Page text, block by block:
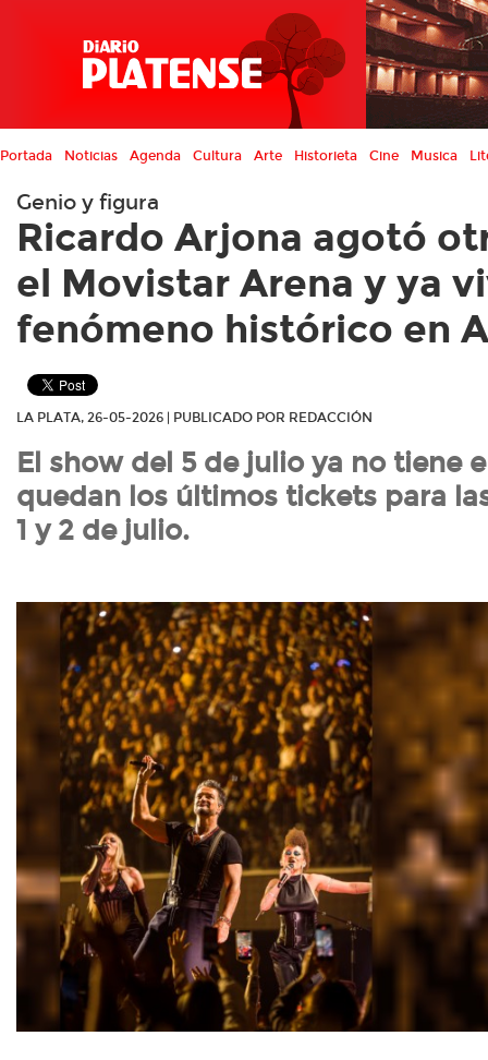
Portada Noticias Agenda Cultura Arte Historieta Cine Musica
Genio y figura
Ricardo Arjona agotó
el Movistar Arena y ya
fenómeno histórico en
LA PLATA, 26-05-2026 | PUBLICADO POR REDACCIÓN
El show del 5 de julio ya no tiene
quedan los últimos tickets para
1 y 2 de julio.